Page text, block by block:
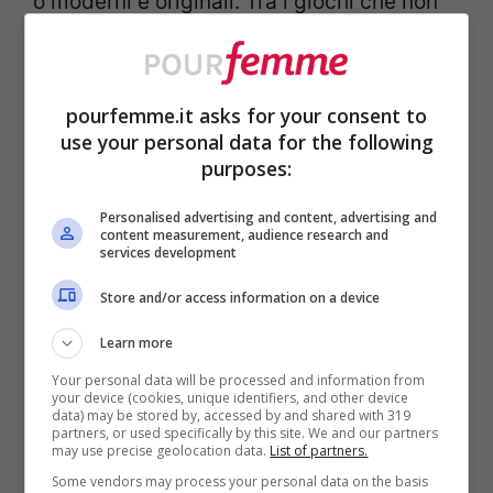
passano mai di moda c’è la
sorta di bingo in cui chi detiene il tabellone
ha l’onere e l’onore di scegliere dei numeri
contenuti in un sacchetto. Chi è in
chiamati vince i vari premi che sono ambo,
terno, quaterna, cinquina e tombola, in
base alla quantità di numeri azzeccati.
Un altro classico gioco natalizio è fatto con
le carte ed è ilMercante in Fiera , il
pourfemme.it asks for your consent to
use your personal data for the following
purposes:
Personalised advertising and content, advertising and
content measurement, audience research and
services development
Store and/or access information on a device
Learn more
Your personal data will be processed and information from
your device (cookies, unique identifiers, and other device
data) may be stored by, accessed by and shared with 319
partners, or used specifically by this site. We and our partners
may use precise geolocation data. List of partners.
Some vendors may process your personal data on the basis